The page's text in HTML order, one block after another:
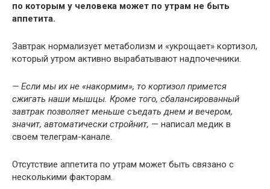
по которым у человека может по утрам не быть
аппетита.
Завтрак нормализует метаболизм и «укрощает» кортизол,
который утром активно вырабатывают надпочечники.
— Если мы их не «накормим», то кортизол примется
сжигать наши мышцы. Кроме того, сбалансированный
завтрак позволяет меньше съедать днем и вечером,
значит, автоматически стройнит, — написал медик в
своем телеграм-канале.
Отсутствие аппетита по утрам может быть связано с
несколькими факторам.